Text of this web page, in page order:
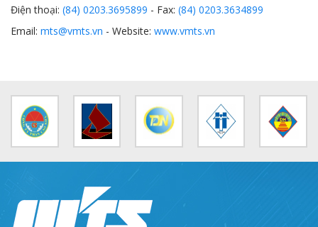
Điện thoại: (84) 0203.3695899 - Fax: (84) 0203.3634899
Email: mts@vmts.vn - Website: www.vmts.vn